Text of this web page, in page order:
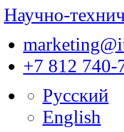
Научно-
+7 812 740-
Русский
English